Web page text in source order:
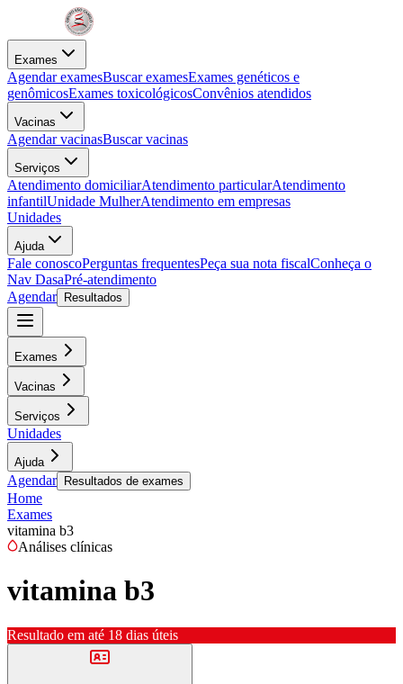
Exames
Agendar examesBuscar examesExames genéticos e
genômicosExames toxicológicosConvênios atendidos
Vacinas
Agendar vacinasBuscar vacinas
Serviços
Atendimento domiciliarAtendimento particularAtendimento
infantilUnidade MulherAtendimento em empresas
Unidades
Ajuda
Fale conoscoPerguntas frequentesPeça sua nota fiscalConheça o
Nav DasaPré-atendimento
Agendar
Resultados
Exames
Vacinas
Serviços
Unidades
Ajuda
Agendar Resultados de exames
Home
Exames
vitamina b3
Análises clínicas
vitamina b3
Resultado em até 18 dias úteis